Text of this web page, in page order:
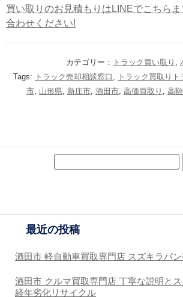
買い取りのお見積もりはLINEでこちら
合わせください!
カテゴリー： トラック買い取り
Tags:
トラック売却相談窓口 トラック買取り
市 山形県 新庄市 酒田市 高価買取り 高
最近の投稿
酒田市 軽自動車買取専門店 スズキラパ
酒田市 クルマ買取専門店 丁寧な説明と
経年劣化リサイクル